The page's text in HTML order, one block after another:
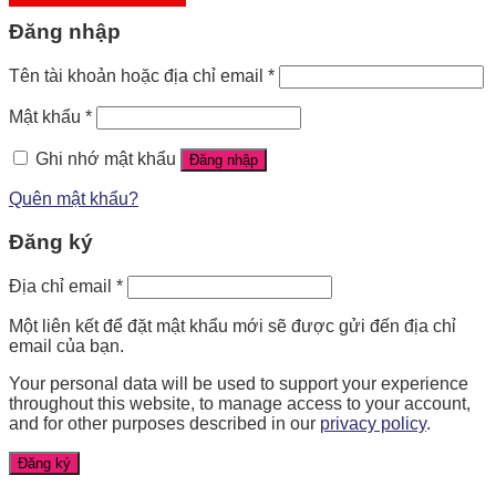
Đăng nhập
Tên tài khoản hoặc địa chỉ email *
Mật khẩu *
Ghi nhớ mật khẩu Đăng nhập
Quên mật khẩu?
Đăng ký
Địa chỉ email *
Một liên kết để đặt mật khẩu mới sẽ được gửi đến địa chỉ
email của bạn.
Your personal data will be used to support your experience
throughout this website, to manage access to your account,
and for other purposes described in our privacy policy.
Đăng ký